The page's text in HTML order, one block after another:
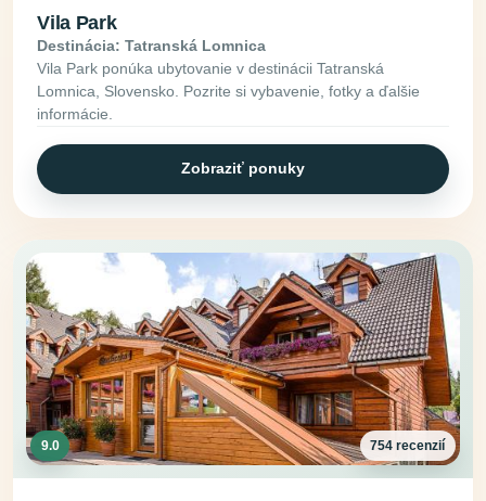
Vila Park
Destinácia: Tatranská Lomnica
Vila Park ponúka ubytovanie v destinácii Tatranská
Lomnica, Slovensko. Pozrite si vybavenie, fotky a ďalšie
informácie.
Zobraziť ponuky
9.0 754 recenzií